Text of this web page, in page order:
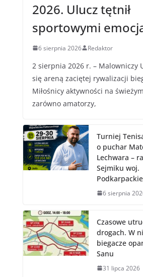
2026. Ulucz tętnił
sportowymi
6 sierpnia 2026 Redaktor
2 sierpnia 2026 r. – Malowniczy
się areną zaciętej rywalizacji
Miłośnicy aktywności na
zarówno amatorzy,
Turniej
o puchar
Lechwara –
Sejmiku woj.
6 sierpnia
Czasowe
drogach. W
biegacze
Sanu
31 lipca 2026